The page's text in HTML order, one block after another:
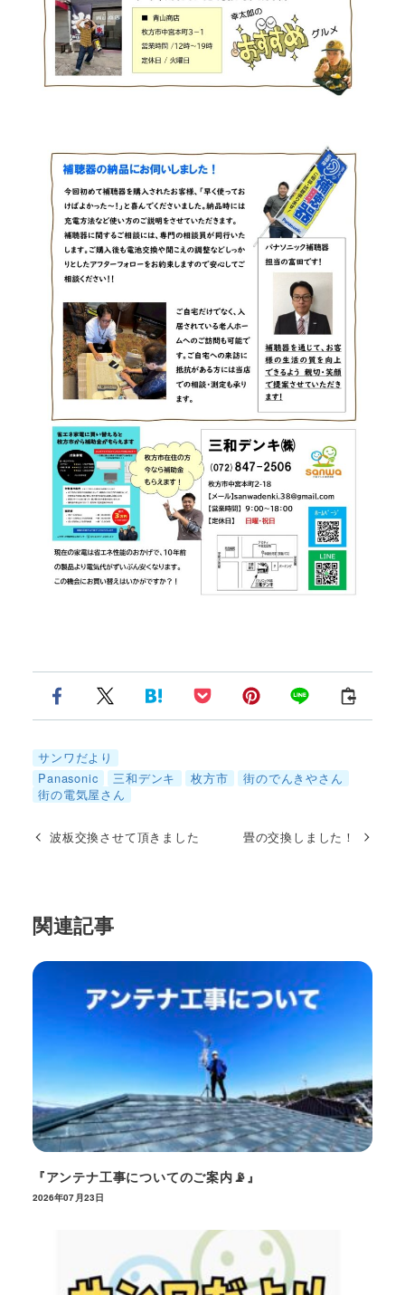
サンワだより
Panasonic
三和デンキ 枚方市
街のでんきやさん
街の電気屋さん
波板交換させて頂きました 畳の交換しました！
関連記事
『アンテナ工事についてのご案内📡』
2026年07月23日